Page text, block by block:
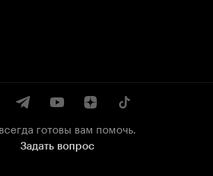
готовы вам помочь.
Задать вопрос